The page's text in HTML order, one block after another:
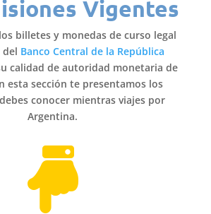
Vigentes
billetes y monedas de curso legal
del Banco Central de la República
calidad de autoridad monetaria de
esta sección te presentamos los
conocer mientras viajes por
Argentina.
